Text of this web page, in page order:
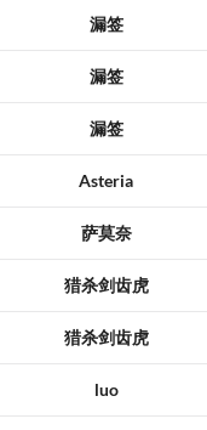
漏签
漏签
漏签
Asteria
萨莫奈
猎杀剑齿虎
猎杀剑齿虎
luo